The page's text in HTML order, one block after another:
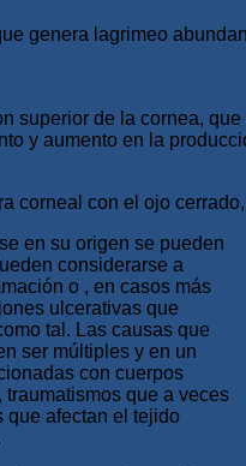
genera lagrimeo
superior de la cornea,
y aumento en la
corneal con el ojo
en su origen se pueden
considerarse a
o , en casos más
ulcerativas que
tal. Las causas que
ser múltiples y en un
con cuerpos
que a veces
que afectan el tejido